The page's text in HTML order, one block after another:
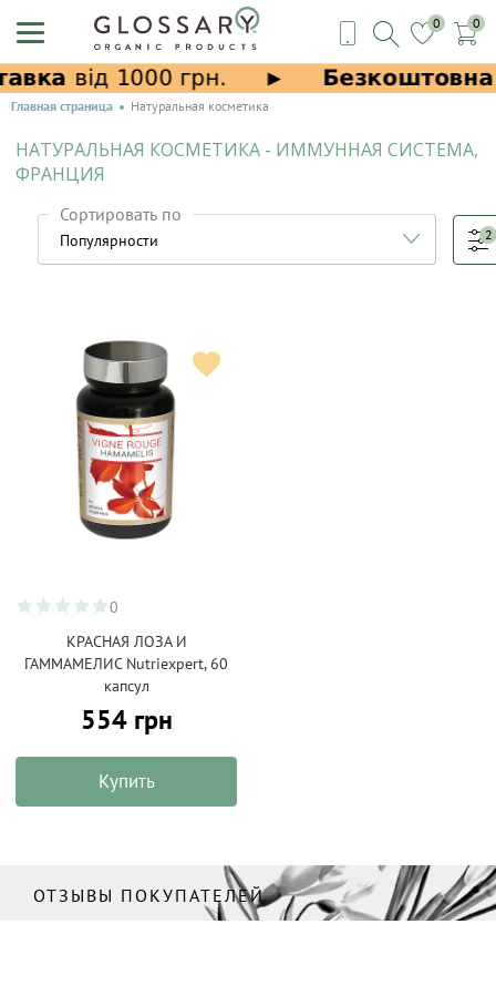
0 0
Главная страница Натуральная косметика
НАТУРАЛЬНАЯ КОСМЕТИКА - ИММУННАЯ СИСТЕМА,
ФРАНЦИЯ
Сортировать по
2
0
КРАСНАЯ ЛОЗА И
ГАММАМЕЛИС Nutriexpert, 60
капсул
554 грн
Купить
ОТЗЫВЫ ПОКУПАТЕЛЕЙ